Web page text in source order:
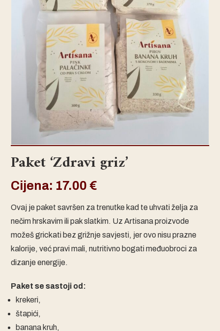
Paket ‘Zdravi griz’
Cijena: 17.00 €
Ovaj je paket savršen za trenutke kad te uhvati želja za
nečim hrskavim ili pak slatkim. Uz Artisana proizvode
možeš grickati bez grižnje savjesti, jer ovo nisu prazne
kalorije, već pravi mali, nutritivno bogati međuobroci za
dizanje energije.
Paket se sastoji od:
krekeri,
štapići,
banana kruh,